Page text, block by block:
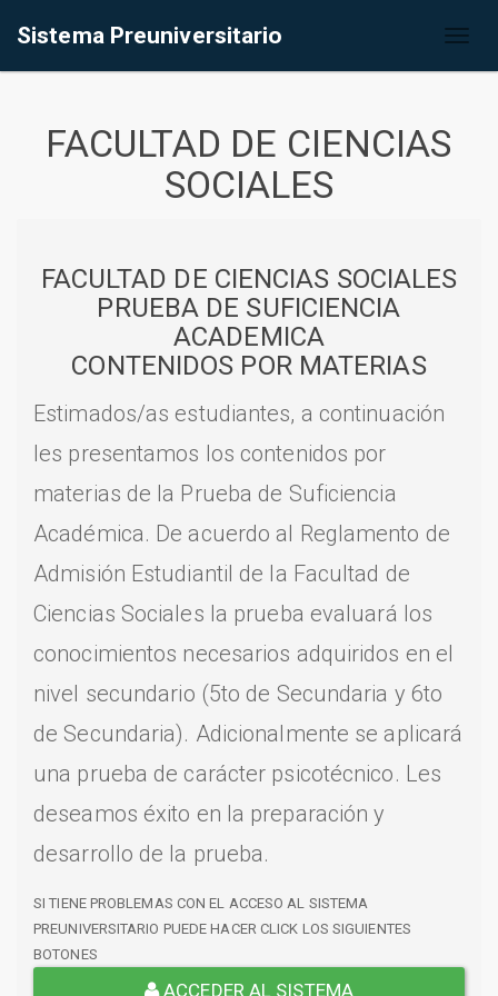
Sistema Preuniversitario
FACULTAD DE CIENCIAS
SOCIALES
FACULTAD DE CIENCIAS SOCIALES
PRUEBA DE SUFICIENCIA
ACADEMICA
CONTENIDOS POR MATERIAS
Estimados/as estudiantes, a continuación
les presentamos los contenidos por
materias de la Prueba de Suficiencia
Académica. De acuerdo al Reglamento de
Admisión Estudiantil de la Facultad de
Ciencias Sociales la prueba evaluará los
conocimientos necesarios adquiridos en el
nivel secundario (5to de Secundaria y 6to
de Secundaria). Adicionalmente se aplicará
una prueba de carácter psicotécnico. Les
deseamos éxito en la preparación y
desarrollo de la prueba.
SI TIENE PROBLEMAS CON EL ACCESO AL SISTEMA
PREUNIVERSITARIO PUEDE HACER CLICK LOS SIGUIENTES
BOTONES
ACCEDER AL SISTEMA